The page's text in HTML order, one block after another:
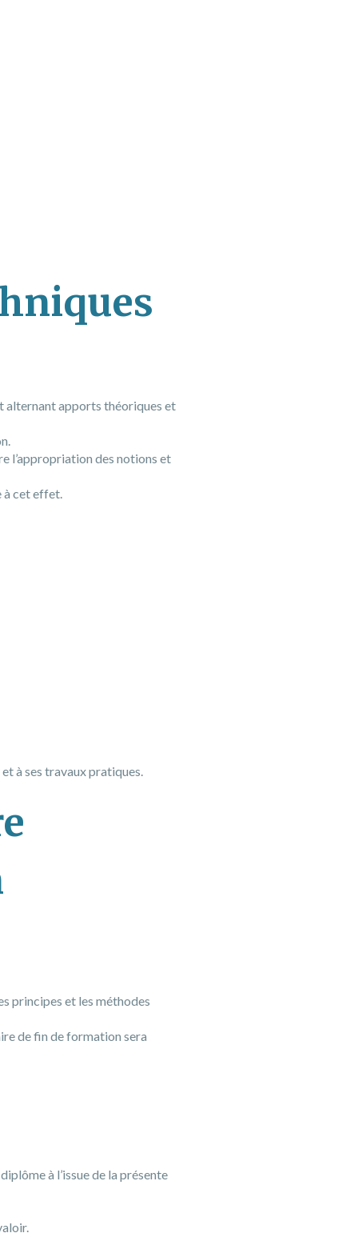
alternant apports théoriques et
l’appropriation des notions et
à cet effet.
à ses travaux pratiques.
principes et les méthodes
de fin de formation sera
à l’issue de la présente